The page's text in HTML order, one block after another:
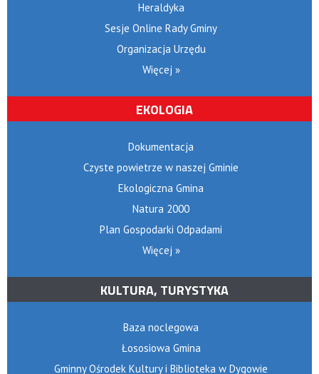
Heraldyka
Sesje Online Rady Gminy
Organizacja Urzędu
Więcej »
EKOLOGIA
Dokumentacja
Czyste powietrze w naszej Gminie
Ekologiczna Gmina
Natura 2000
Plan Gospodarki Odpadami
Więcej »
KULTURA, TURYSTYKA
Baza noclegowa
Łososiowa Gmina
Gminny Ośrodek Kultury i Biblioteka w Dygowie